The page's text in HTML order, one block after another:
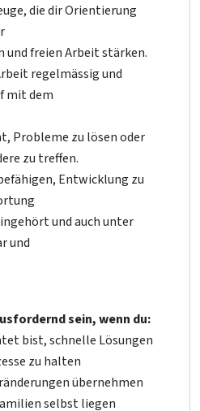
die dir Orientierung
freien Arbeit stärken.
regelmässig und
mit dem
Probleme zu lösen oder
zu treffen.
Entwicklung zu
und auch unter
und
sein, wenn du:
bist, schnelle Lösungen
zu halten
übernehmen
selbst liegen